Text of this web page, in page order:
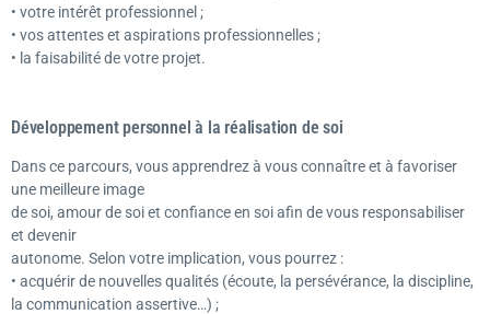
• votre intérêt professionnel ;
• vos attentes et aspirations professionnelles ;
• la faisabilité de votre projet.
Développement personnel à la réalisation de soi
Dans ce parcours, vous apprendrez à vous connaître et à favoriser
une meilleure image
de soi, amour de soi et confiance en soi afin de vous responsabiliser
et devenir
autonome. Selon votre implication, vous pourrez :
• acquérir de nouvelles qualités (écoute, la persévérance, la discipline,
la communication assertive…) ;